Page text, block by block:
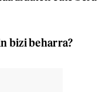
bizi beharra?